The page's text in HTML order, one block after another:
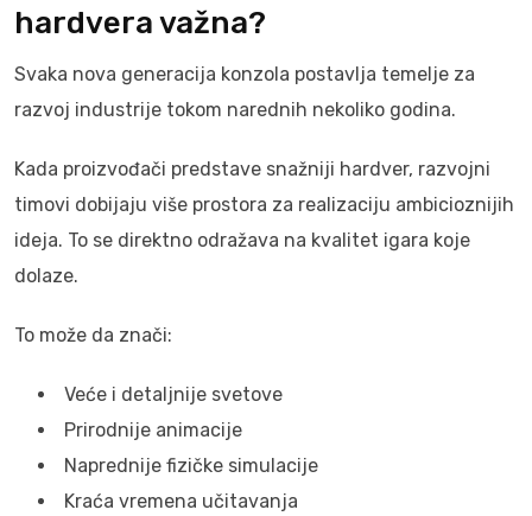
hardvera važna?
Svaka nova generacija konzola postavlja temelje za
razvoj industrije tokom narednih nekoliko godina.
Kada proizvođači predstave snažniji hardver, razvojni
timovi dobijaju više prostora za realizaciju ambicioznijih
ideja. To se direktno odražava na kvalitet igara koje
dolaze.
To može da znači:
Veće i detaljnije svetove
Prirodnije animacije
Naprednije fizičke simulacije
Kraća vremena učitavanja